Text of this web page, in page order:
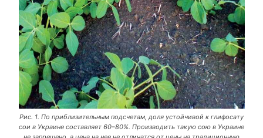
Рис. 1. По приблизительным подсчетам, доля устойчивой к глифосату
сои в Украине составляет 60–80%. Производить такую сою в Украине